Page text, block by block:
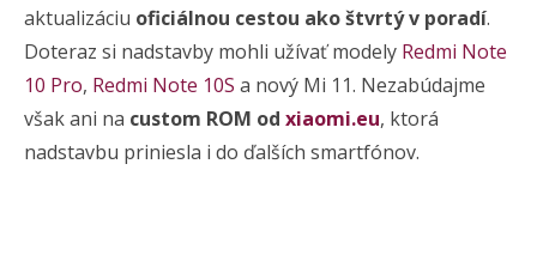
aktualizáciu oficiálnou cestou ako štvrtý v poradí.
Doteraz si nadstavby mohli užívať modely Redmi Note
10 Pro, Redmi Note 10S a nový Mi 11. Nezabúdajme
však ani na custom ROM od xiaomi.eu, ktorá
nadstavbu priniesla i do ďalších smartfónov.